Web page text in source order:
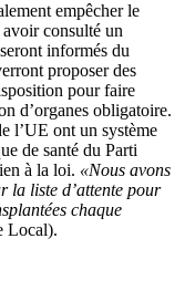
empêcher le
avoir consulté un
informés du
proposer des
pour faire
d’organes obligatoire.
l’UE ont un système
de santé du Parti
à la loi. «Nous avons
la liste d’attente pour
chaque
Local).